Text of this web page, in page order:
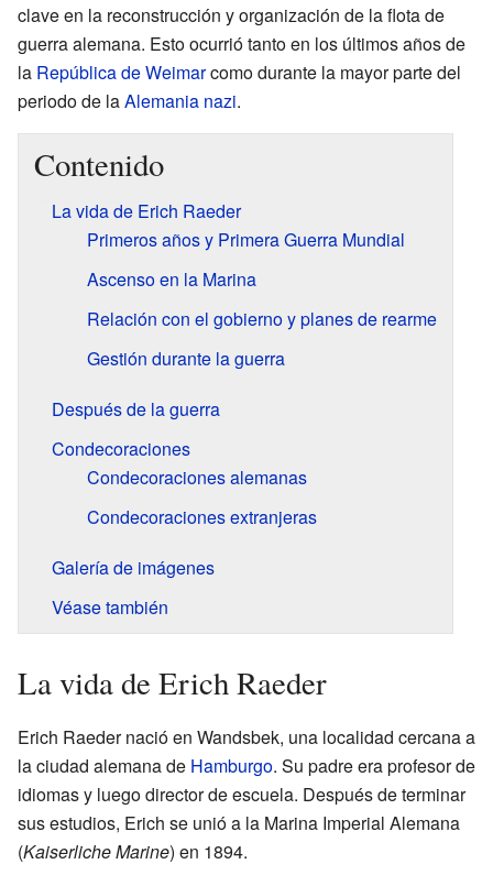
clave en la reconstrucción y organización de la flota de
guerra alemana. Esto ocurrió tanto en los últimos años de
la República de Weimarcomo durante la mayor parte del
periodo de laAlemania nazi.
Contenido
La vida de Erich Raeder
Primeros años y Primera Guerra Mundial
Ascenso en la Marina
Relación con el gobierno y planes de rearme
Gestión durante la guerra
Después de la guerra
Condecoraciones
Condecoraciones alemanas
Condecoraciones extranjeras
Galería de imágenes
Véase también
La vida de Erich Raeder
Erich Raeder nació en Wandsbek, una localidad cercana a
la ciudad alemana de Hamburgo. Su padre era profesor de
idiomas y luego director de escuela. Después de terminar
sus estudios, Erich se unió a la Marina Imperial Alemana
(Kaiserliche Marine) en 1894.